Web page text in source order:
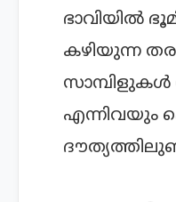
ഭാവിയിൽ
കഴിയുന്ന
സാമ്പിളുകൾ
എന്നിവയും